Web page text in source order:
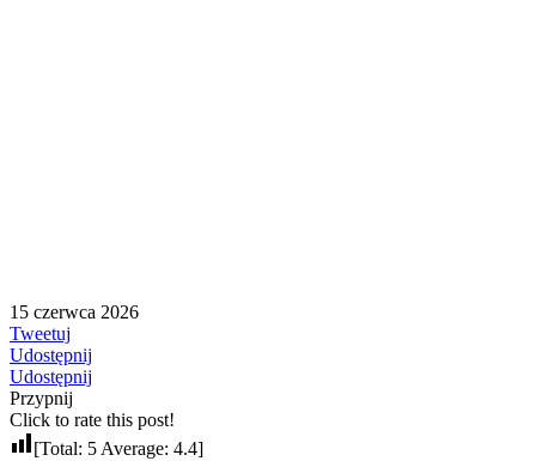
15 czerwca 2026
Tweetuj
Udostępnij
Udostępnij
Przypnij
Click to rate this post!
[Total: 5Average: 4.4]